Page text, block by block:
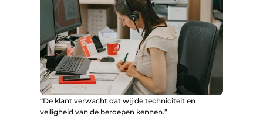
“De klant verwacht dat wij de techniciteit en
veiligheid van de beroepen kennen.”